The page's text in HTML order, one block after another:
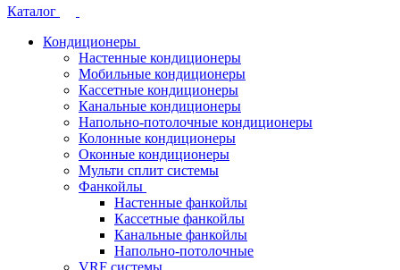
Каталог
Кондиционеры
Настенные кондиционеры
Мобильные кондиционеры
Кассетные кондиционеры
Канальные кондиционеры
Напольно-потолочные кондиционеры
Колонные кондиционеры
Оконные кондиционеры
Мульти сплит системы
Фанкойлы
Настенные фанкойлы
Кассетные фанкойлы
Канальные фанкойлы
Напольно-потолочные
VRF системы